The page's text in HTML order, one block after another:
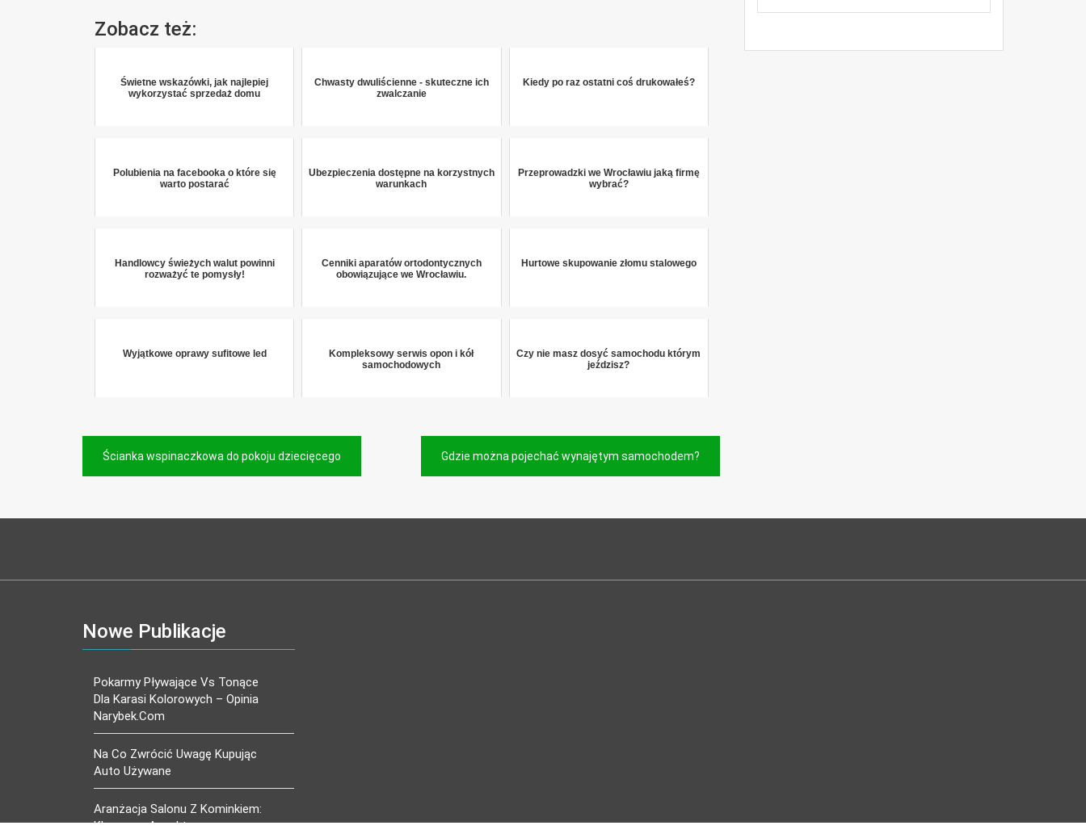
Zobacz też:
Świetne wskazówki, jak najlepiej
wykorzystać sprzedaż domu
Chwasty dwuliścienne - skuteczne ich
zwalczanie
Kiedy po raz ostatni coś drukowałeś?
Polubienia na facebooka o które się
warto postarać
Ubezpieczenia dostępne na korzystnych
warunkach
Przeprowadzki we Wrocławiu jaką firmę
wybrać?
Handlowcy świeżych walut powinni
rozważyć te pomysły!
Cenniki aparatów ortodontycznych
obowiązujące we Wrocławiu.
Hurtowe skupowanie złomu stalowego
Wyjątkowe oprawy sufitowe led
Kompleksowy serwis opon i kół
samochodowych
Czy nie masz dosyć samochodu którym
jeździsz?
Nawigacja
wpisu
Ścianka wspinaczkowa do pokoju dziecięcego Gdzie można pojechać wynajętym samochodem?
Nowe Publikacje
Pokarmy Pływające Vs Tonące
Dla Karasi Kolorowych – Opinia
Narybek.com
Na Co Zwrócić Uwagę Kupując
Auto Używane
Aranżacja Salonu Z Kominkiem:
Kluczowe Aspekty